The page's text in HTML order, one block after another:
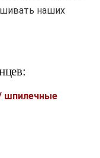
наших
шпилечные